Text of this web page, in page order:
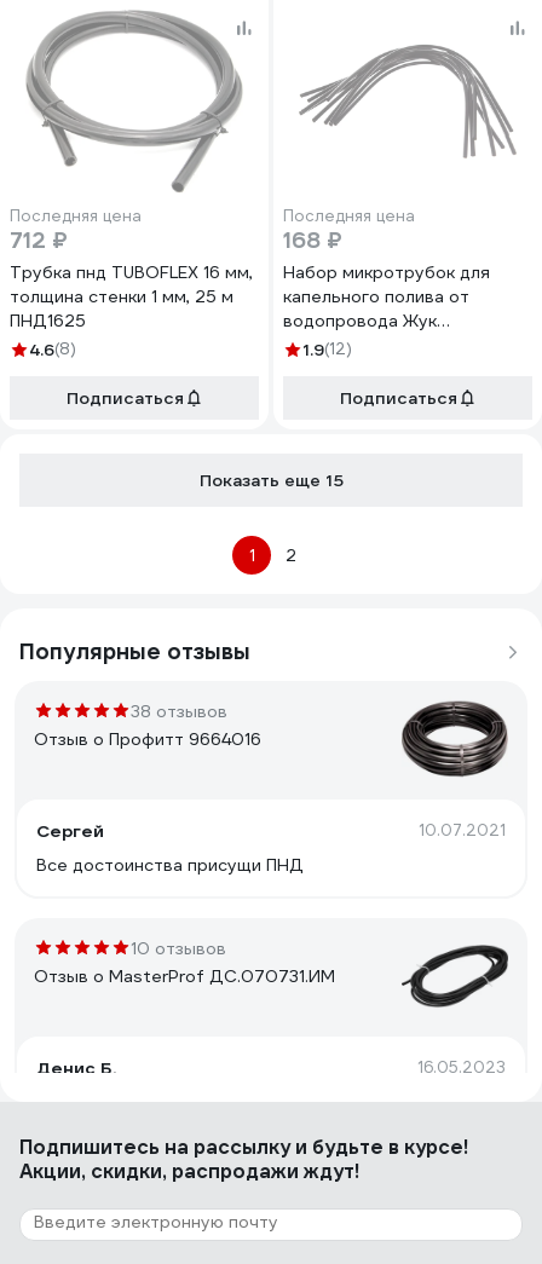
Последняя цена
712 ₽
Трубка пнд TUBOFLEX 16 мм,
толщина стенки 1 мм, 25 м
ПНД1625
4.6(8)
Подписаться
Последняя цена
168 ₽
Набор микротрубок для
капельного полива от
водопровода Жук
4630035330214
1.9(12)
Подписаться
Показать еще 15
1 2
Популярные отзывы
38 отзывов
Отзыв о Профитт 9664016
Сергей 10.07.2021
Все достоинства присущи ПНД
10 отзывов
Отзыв о MasterProf ДС.070731.ИМ
Денис Б. 16.05.2023
Подходит для слива масла из двигателя Лада Веста,
6 отзывов
Отзыв о VIOLA 531394
Подпишитесь на рассылкуи будьте в курсе!
Акции, скидки, распродажи ждут!